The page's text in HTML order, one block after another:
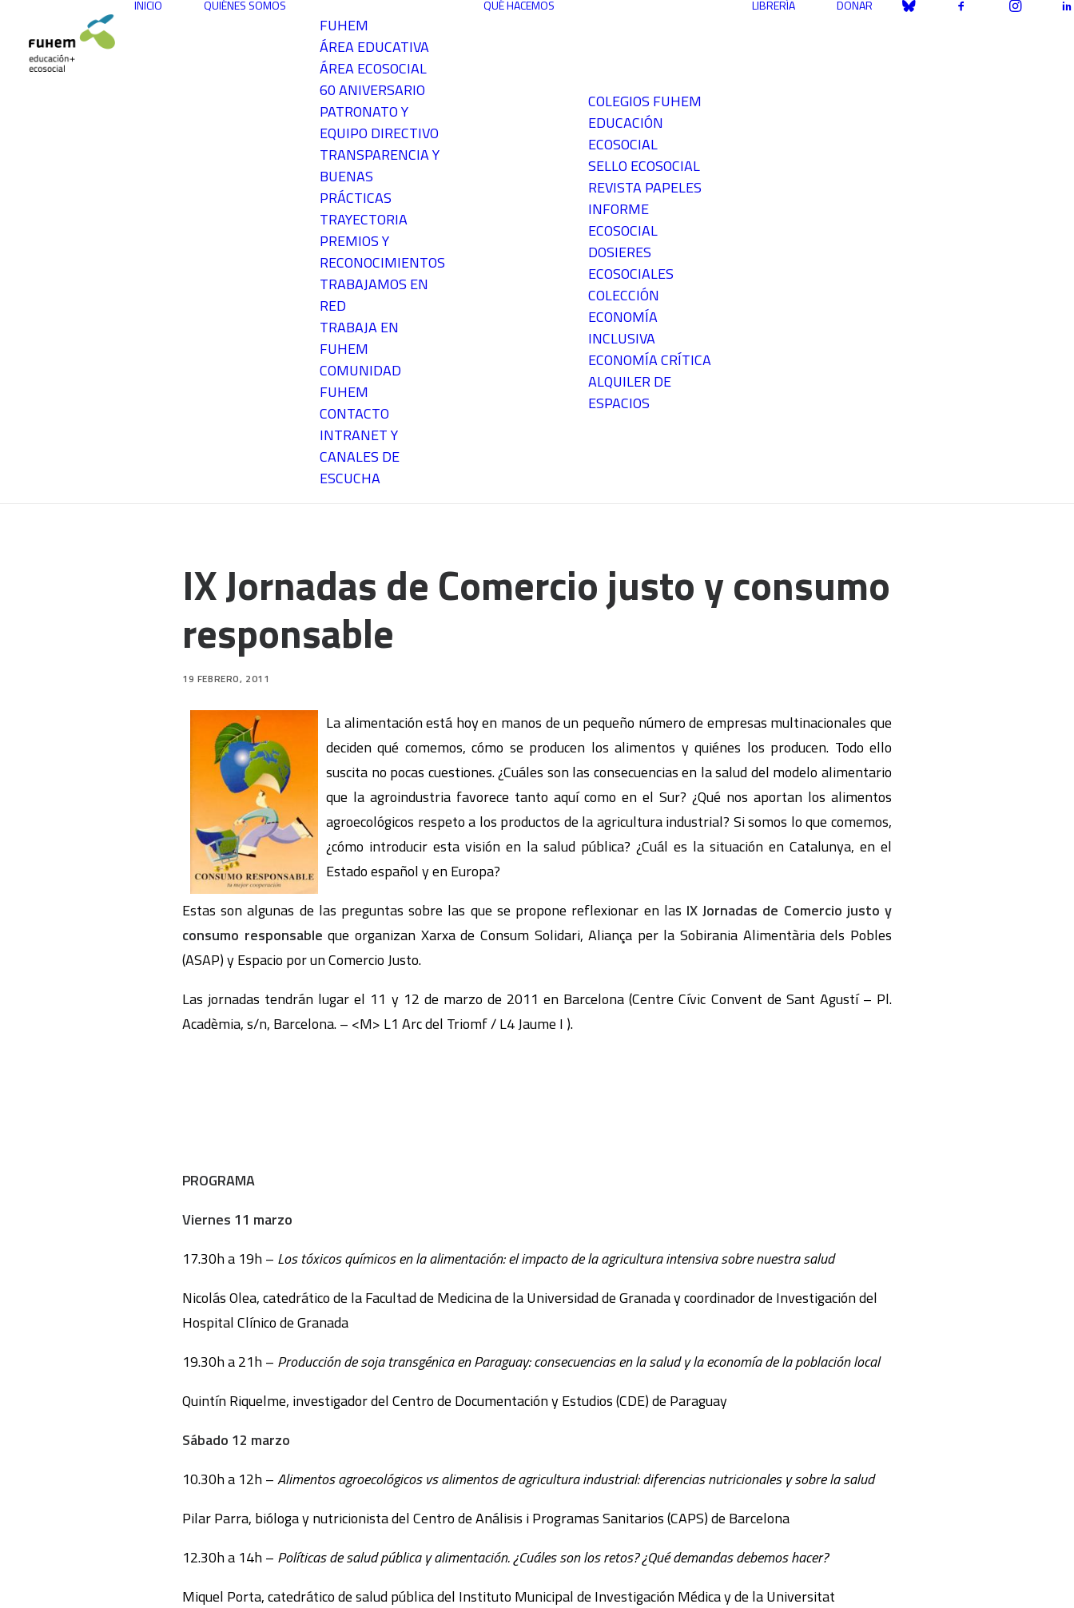
INICIO QUIÉNES SOMOS
FUHEM
ÁREA EDUCATIVA
ÁREA ECOSOCIAL
60 ANIVERSARIO
PATRONATO Y
EQUIPO DIRECTIVO
TRANSPARENCIA Y
BUENAS
PRÁCTICAS
TRAYECTORIA
PREMIOS Y
RECONOCIMIENTOS
TRABAJAMOS EN
RED
TRABAJA EN
FUHEM
COMUNIDAD
FUHEM
CONTACTO
INTRANET Y
CANALES DE
ESCUCHA
QUÉ HACEMOS
COLEGIOS FUHEM
EDUCACIÓN
ECOSOCIAL
SELLO ECOSOCIAL
REVISTA PAPELES
INFORME
ECOSOCIAL
DOSIERES
ECOSOCIALES
COLECCIÓN
ECONOMÍA
INCLUSIVA
ECONOMÍA CRÍTICA
ALQUILER DE
ESPACIOS
LIBRERÍA DONAR
IX Jornadas de Comercio justo y consumo
responsable
19 FEBRERO, 2011
La alimentación está hoy en manos de un pequeño número de empresas multinacionales que
deciden qué comemos, cómo se producen los alimentos y quiénes los producen. Todo ello
suscita no pocas cuestiones. ¿Cuáles son las consecuencias en la salud del modelo alimentario
que la agroindustria favorece tanto aquí como en el Sur? ¿Qué nos aportan los alimentos
agroecológicos respeto a los productos de la agricultura industrial? Si somos lo que comemos,
¿cómo introducir esta visión en la salud pública? ¿Cuál es la situación en Catalunya, en el
Estado español y en Europa?
Estas son algunas de las preguntas sobre las que se propone reflexionar en las IX Jornadas de Comercio justo y
consumo responsable que organizan Xarxa de Consum Solidari, Aliança per la Sobirania Alimentària dels Pobles
(ASAP) y Espacio por un Comercio Justo.
Las jornadas tendrán lugar el 11 y 12 de marzo de 2011 en Barcelona (Centre Cívic Convent de Sant Agustí – Pl.
Acadèmia, s/n, Barcelona. – <M> L1 Arc del Triomf / L4 Jaume I ).
PROGRAMA
Viernes 11 marzo
17.30h a 19h – Los tóxicos químicos en la alimentación: el impacto de la agricultura intensiva sobre nuestra salud
Nicolás Olea, catedrático de la Facultad de Medicina de la Universidad de Granada y coordinador de Investigación del
Hospital Clínico de Granada
19.30h a 21h – Producción de soja transgénica en Paraguay: consecuencias en la salud y la economía de la población local
Quintín Riquelme, investigador del Centro de Documentación y Estudios (CDE) de Paraguay
Sábado 12 marzo
10.30h a 12h –Alimentos agroecológicos vs alimentos de agricultura industrial: diferencias nutricionales y sobre la salud
Pilar Parra, bióloga y nutricionista del Centro de Análisis i Programas Sanitarios (CAPS) de Barcelona
12.30h a 14h – Políticas de salud pública y alimentación. ¿Cuáles son los retos? ¿Qué demandas debemos hacer?
Miquel Porta, catedrático de salud pública del Instituto Municipal de Investigación Médica y de la Universitat